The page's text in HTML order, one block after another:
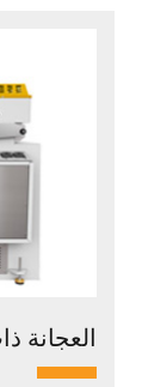
العجانة